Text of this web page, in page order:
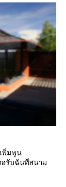
พิ่มพูน
อรับฉันที่สนาม